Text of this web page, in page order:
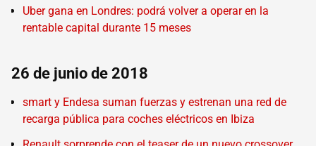
Uber gana en Londres: podrá volver a operar en la
rentable capital durante 15 meses
26 de junio de 2018
smart y Endesa suman fuerzas y estrenan una red de
recarga pública para coches eléctricos en Ibiza